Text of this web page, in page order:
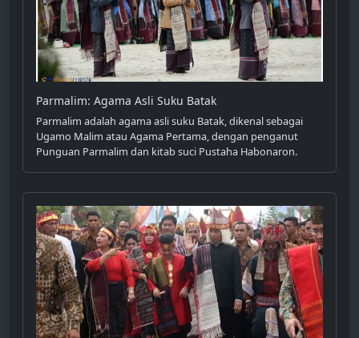
Parmalim: Agama Asli Suku Batak
Parmalim adalah agama asli suku Batak, dikenal sebagai
Ugamo Malim atau Agama Pertama, dengan penganut
Punguan Parmalim dan kitab suci Pustaha Habonaron.